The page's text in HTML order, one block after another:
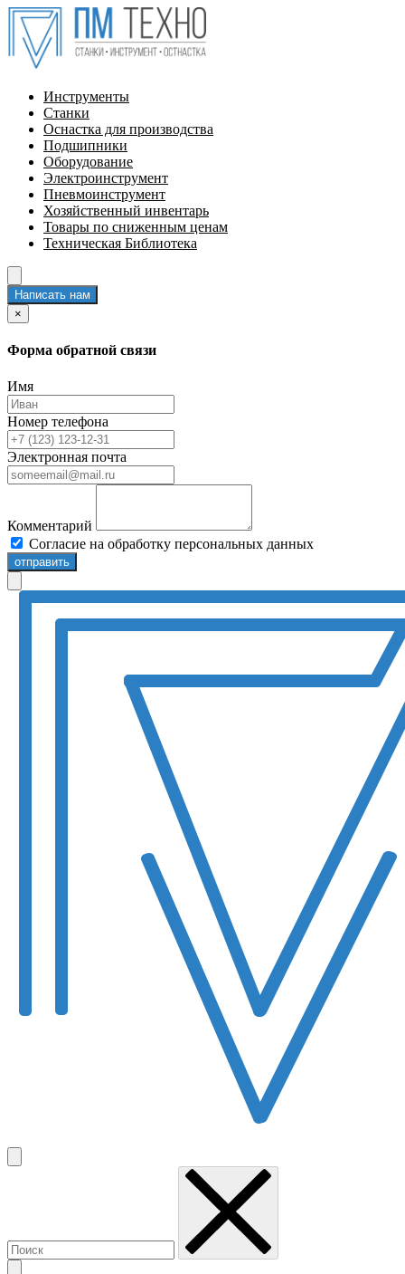
Инструменты
Станки
Оснастка для производства
Подшипники
Оборудование
Электроинструмент
Пневмоинструмент
Хозяйственный инвентарь
Товары по сниженным ценам
Техническая Библиотека
Написать нам
×
Форма обратной связи
Имя
Номер телефона
Электронная почта
Комментарий
Согласие на обработку персональных данных
отправить